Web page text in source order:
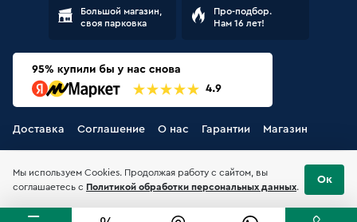
Большой магазин,
своя парковка
Про-подбор.
Нам 16 лет!
Доставка Соглашение О нас Гарантии Магазин
Мы используем Cookies. Продолжая работу с сайтом, вы
соглашаетесь с Политикой обработки персональных данных.
Ок